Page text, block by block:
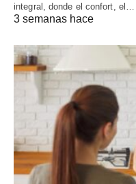
integral, donde el confort, el…
3 semanas hace